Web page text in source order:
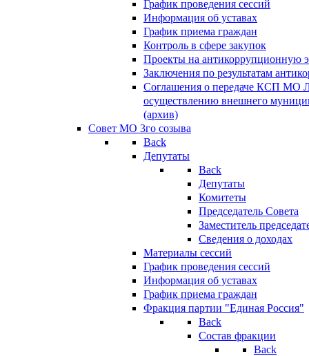
График проведения сессий
Информация об уставах
График приема граждан
Контроль в сфере закупок
Проекты на антикоррупционную
Заключения по результатам
Соглашения о передаче КСП МО
осуществлению внешнего
(архив)
Совет МО 3го созыва
Back
Депутаты
Back
Депутаты
Комитеты
Председатель Совета
Заместитель
Сведения о доходах
Материалы сессий
График проведения сессий
Информация об уставах
График приема граждан
Фракция партии "Единая Россия"
Back
Состав фракции
Back